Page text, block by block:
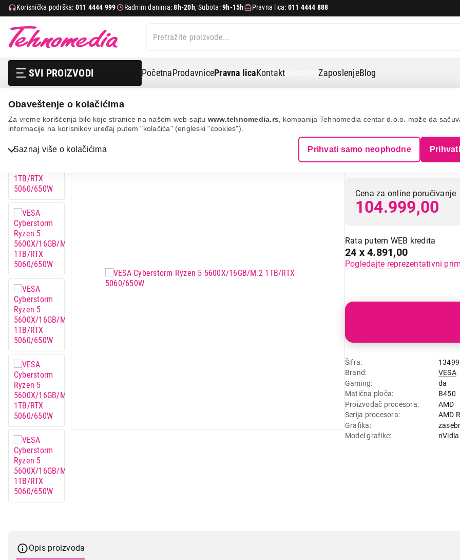
Obaveštenje o kolačićima
Za vreme korišćenja bilo koje stranice na našem web-sajtu www.tehnomedia.rs , kompanija Tehnomedia centar d.o.o. može da
informacije na korisnikov uređaj putem "kolačića" (engleski "cookies").
Saznaj više o kolačićima Prihvati samo neophodne
Korisnička podrška: 011 4444 999 Radnim danima:8h-20h, Subota:9h-15h Pravna lica: 011 4444 888
SVI PROIZVODI PočetnaProdavnicePravna licaKontakt eKatalogZaposlenjeBlog
Bela tehnika
IT & Gaming
Mobilni telefoni i tableti
Mali kućni aparati
Mali kuhinjski aparati
Grejanje i hlađenje
Nega tela, lepota i zdravlje
Sport i putovanje
Sve za kuću i baštu
Vesa
It & gaming Desktop računari
VESA
5600X/16GB/
Cena za online poručivanje
104.999,00
Rata putem WEB kredita
24 x 4.891,00
Pogledajte reprezentativni
Šifra
Brand
VESA
Gaming
da
Matična ploča
B450
Proizvođač procesora
AMD
Serija procesora
AMD
Grafika
Model grafike
Opis proizvoda